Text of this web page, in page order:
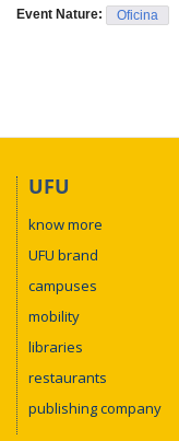
Event Nature: Oficina
UFU
know more
UFU brand
campuses
mobility
libraries
restaurants
publishing company